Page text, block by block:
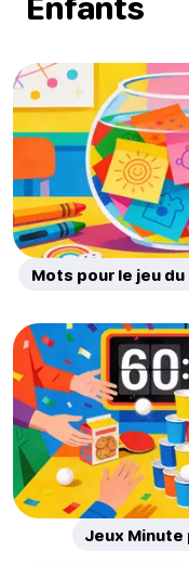
Mots pour le jeu
Jeux Minute